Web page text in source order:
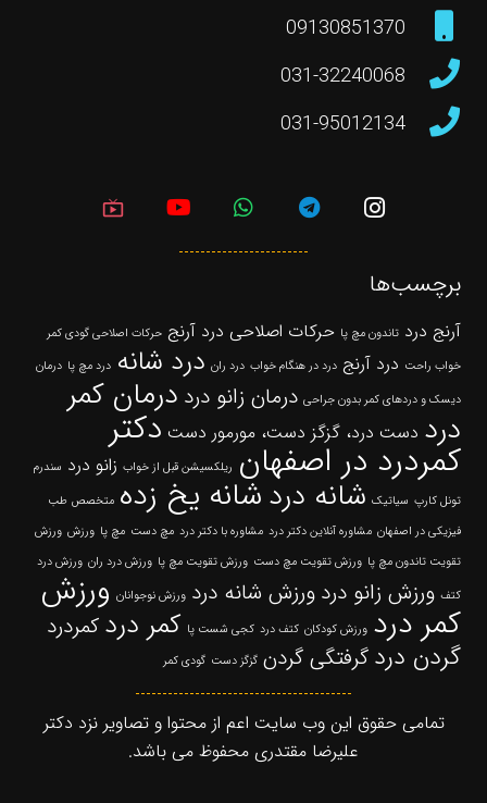
09130851370
031-32240068
031-95012134
live_tv
برچسب‌ها
آرنج درد تاندون مچ پا حرکات اصلاحی درد آرنج حرکات اصلاحی گودی کمر
خواب راحت درد آرنج درد در هنگام خواب درد ران درد شانه درد مچ پا درمان
دیسک و دردهای کمر بدون جراحی درمان زانو درد درمان کمر
درد دست درد، گزگز دست، مورمور دست دکتر
کمردرد در اصفهان ریلکسیشن قبل از خواب زانو درد سندرم
تونل کارپ سیاتیک شانه دردشانه یخ زده متخصص طب
فیزیکی در اصفهان مشاوره آنلاین دکتر درد مشاوره با دکتر درد مچ دست مچ پا ورزش ورزش
تقویت تاندون مچ پا ورزش تقویت مچ دست ورزش تقویت مچ پا ورزش درد ران ورزش درد
کتف ورزش زانو درد ورزش شانه درد ورزش نوجوانان ورزش
کمر درد ورزش کودکان کتف درد کجی شست پا کمر درد کمردرد
گردن درد گرفتگی گردن گزگز دست گودی کمر
تمامی حقوق این وب سایت اعم از محتوا و تصاویر نزد دکتر
علیرضا مقتدری محفوظ می باشد.